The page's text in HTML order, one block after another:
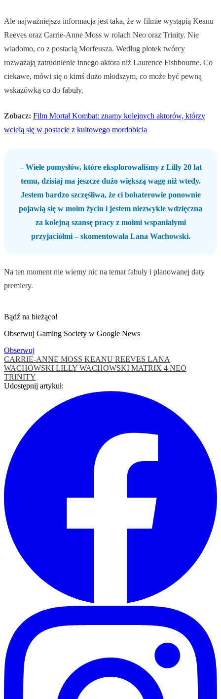
Ale najważniejsza informacja jest taka, że w filmie wystąpią Keanu
Reeves oraz Carrie-Anne Moss w rolach Neo oraz Trinity. Nie
wiadomo, co z postacią Morfeusza. Według plotek twórcy
rozważają zatrudnienie innego aktora niż Laurence Fishbourne. Co
ciekawe, mówi się o kimś dużo młodszym, co może być pewną
wskazówką co do fabuły.
Zobacz: Film Mortal Kombat: znamy kolejnych aktorów, którzy
wcielą się w postacie z kultowego mordobicia
– Wiele pomysłów, które eksplorowaliśmy z Lilly 20 lat
temu, dzisiaj ma jeszcze dużo większą wagę niż wtedy.
Jestem bardzo szczęśliwa, że ci bohaterowie ponownie
pojawią się w moim życiu i jestem niezwykle wdzięczna
za kolejną szansę pracy z moimi wspaniałymi
przyjaciółmi – skomentowała Lana Wachowski.
Na ten moment nie wiemy nic na temat fabuły i planowanej daty
premiery.
Bądź na bieżąco!
Obserwuj Gaming Society w Google News
Obserwuj
CARRIE-ANNE MOSS KEANU REEVES LANA
WACHOWSKI LILLY WACHOWSKI MATRIX 4 NEO
TRINITY
Udostępnij artykuł: